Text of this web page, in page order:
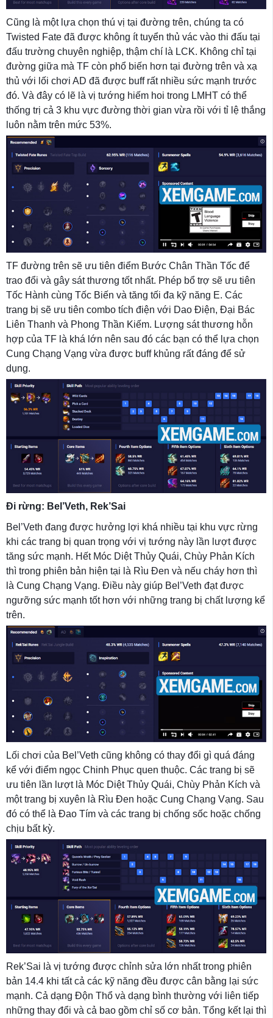
Cũng là một lựa chọn thú vị tại đường trên, chúng ta có
Twisted Fate đã được không ít tuyển thủ vác vào thi đấu tại
đấu trường chuyên nghiệp, thậm chí là LCK. Không chỉ tại
đường giữa mà TF còn phổ biến hơn tại đường trên và xạ
thủ với lối chơi AD đã được buff rất nhiều sức mạnh trước
đó. Và đây có lẽ là vị tướng hiếm hoi trong LMHT có thể
thống trị cả 3 khu vực đường thời gian vừa rồi với tỉ lệ thắng
luôn nằm trên mức 53%.
TF đường trên sẽ ưu tiên điểm Bước Chân Thần Tốc để
trao đổi và gây sát thương tốt nhất. Phép bổ trợ sẽ ưu tiên
Tốc Hành cùng Tốc Biến và tăng tối đa kỹ năng E. Các
trang bị sẽ ưu tiên combo tích điện với Dao Điện, Đại Bác
Liên Thanh và Phong Thần Kiếm. Lượng sát thương hỗn
hợp của TF là khá lớn nên sau đó các bạn có thể lựa chọn
Cung Chạng Vạng vừa được buff khủng rất đáng để sử
dụng.
Đi rừng: Bel’Veth, Rek’Sai
Bel’Veth đang được hưởng lợi khá nhiều tại khu vực rừng
khi các trang bị quan trọng với vị tướng này lần lượt được
tăng sức mạnh. Hết Móc Diệt Thủy Quái, Chùy Phản Kích
thì trong phiên bản hiện tại là Rìu Đen và nếu cháy hơn thì
là Cung Chạng Vạng. Điều này giúp Bel’Veth đạt được
ngưỡng sức mạnh tốt hơn với những trang bị chất lượng kể
trên.
Lối chơi của Bel’Veth cũng không có thay đổi gì quá đáng
kể với điểm ngọc Chinh Phục quen thuộc. Các trang bị sẽ
ưu tiên lần lượt là Móc Diệt Thủy Quái, Chùy Phản Kích và
một trang bị xuyên là Rìu Đen hoặc Cung Chạng Vạng. Sau
đó có thể là Đao Tím và các trang bị chống sốc hoặc chống
chịu bất kỳ.
Rek’Sai là vị tướng được chỉnh sửa lớn nhất trong phiên
bản 14.4 khi tất cả các kỹ năng đều được cân bằng lại sức
mạnh. Cả dạng Độn Thổ và dạng bình thường với liên tiếp
những thay đổi và cả bao gồm chỉ số cơ bản. Tổng kết lại thì